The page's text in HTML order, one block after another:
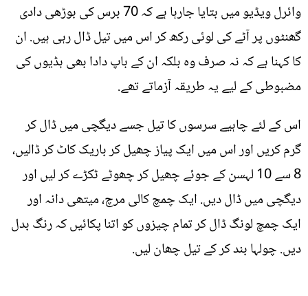
وائرل ویڈیو میں بتایا جارہا ہے کہ 70 برس کی بوڑھی دادی
گھنٹوں پر آٹے کی لوئی رکھ کر اس میں تیل ڈال رہی ہیں. ان
کا کہنا ہے کہ نہ صرف وہ بلکہ ان کے باپ دادا بھی ہڈیوں کی
مضبوطی کے لیے یہ طریقہ آزماتے تھے.
اس کے لئے چاہیے سرسوں کا تیل جسے دیگچی میں ڈال کر
گرم کریں اور اس میں ایک پیاز چھیل کر باریک کاٹ کر ڈالیں،
8 سے 10 لہسن کے جوئے چھیل کر چھوٹے ٹکڑے کر لیں اور
دیگچی میں ڈال دیں. ایک چمچ کالی مرچ، میتھی دانہ اور
ایک چمچ لونگ ڈال کر تمام چیزوں کو اتنا پکائیں کہ رنگ بدل
دیں. چولہا بند کر کے تیل چھان لیں.